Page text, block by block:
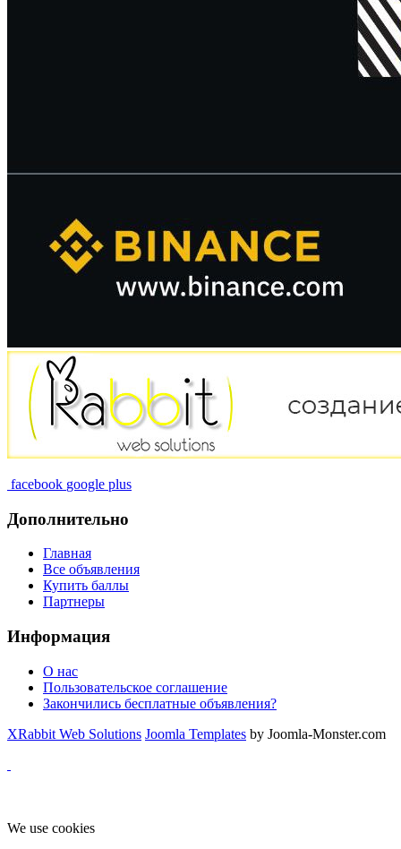
facebook google plus
Дополнительно
Главная
Все объявления
Купить баллы
Партнеры
Информация
О нас
Пользовательское соглашение
Закончились бесплатные объявления?
XRabbit Web Solutions Joomla Templates by Joomla-Monster.com
We use cookies